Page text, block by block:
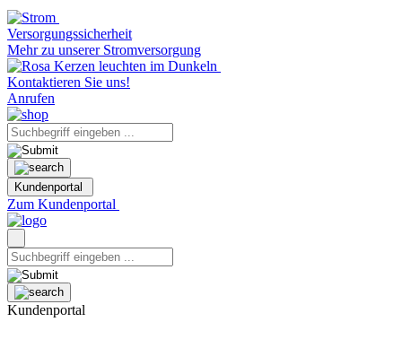
Versorgungssicherheit
Mehr zu unserer Stromversorgung
Kontaktieren Sie uns!
Anrufen
Kundenportal
Zum Kundenportal
Kundenportal